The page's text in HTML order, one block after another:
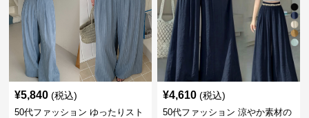
¥5,840 (税込)
50代ファッション ゆったりスト
¥4,610 (税込)
50代ファッション 涼やか素材の